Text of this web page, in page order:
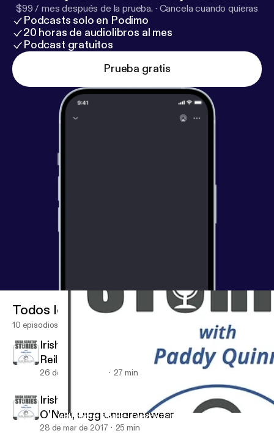
$99 / mes después de la prueba. · Cancela cuando quieras
Podcasts solo en Podimo
20 horas de audiolibros al mes
Podcast gratuitos
Prueba gratis
Irish Startup Stories – Episode 006: Cormac & Georgina Ó
Irish Startup Stories
Todos los episodios
10 episodios
Irish Startup Stories – Episode 010: Shane
Reilly, Moyee Coffee
26 de abr de 2017 27 min
Irish Startup Stories – Episode 009: Caroline
O’Neill, Digg Childrenswear
28 de mar de 2017 25 min